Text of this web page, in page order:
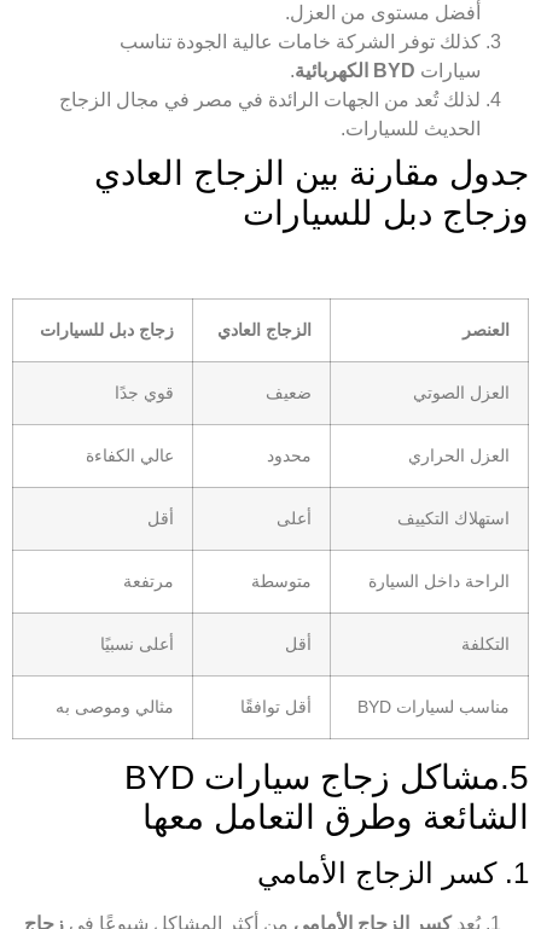
أفضل مستوى من العزل.
كذلك توفر الشركة خامات عالية الجودة تناسب
سيارات BYD الكهربائية
.
لذلك تُعد من الجهات الرائدة في مصر في مجال الزجاج
الحديث للسيارات.
جدول مقارنة بين الزجاج العادي
وزجاج دبل للسيارات
العنصر الزجاج العادي زجاج دبل للسيارات
العزل الصوتي ضعيف قوي جدًا
العزل الحراري محدود عالي الكفاءة
استهلاك التكييف أعلى أقل
الراحة داخل السيارة متوسطة مرتفعة
التكلفة أقل أعلى نسبيًا
مناسب لسيارات BYD أقل توافقًا مثالي وموصى به
5.مشاكل زجاج سيارات BYD
الشائعة وطرق التعامل معها
1. كسر الزجاج الأمامي
يُعدكسر الزجاج الأمامي من أكثر المشاكل شيوعًا في زجاج